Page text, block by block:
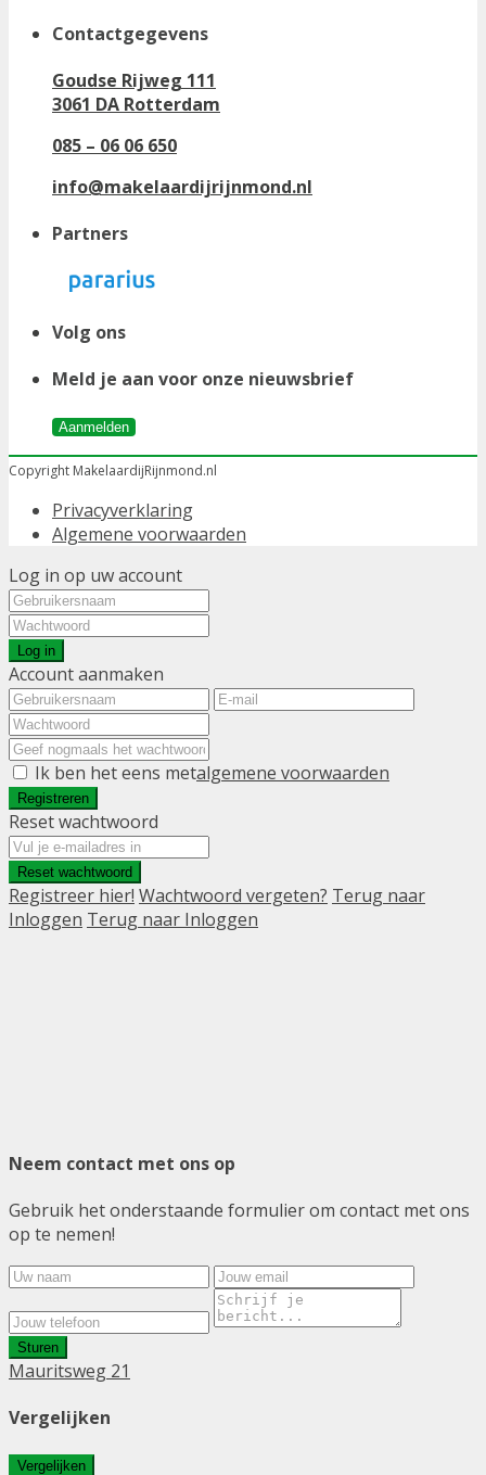
Contactgegevens
Goudse Rijweg 111
3061 DA Rotterdam
085 – 06 06 650
info@makelaardijrijnmond.nl
Partners
Volg ons
Meld je aan voor onze nieuwsbrief
Aanmelden
Copyright MakelaardijRijnmond.nl
Privacyverklaring
Algemene voorwaarden
Log in op uw account
Log in
Account aanmaken
Ik ben het eens metalgemene voorwaarden
Registreren
Reset wachtwoord
Reset wachtwoord
Registreer hier! Wachtwoord vergeten? Terug naar
Inloggen Terug naar Inloggen
Neem contact met ons op
Gebruik het onderstaande formulier om contact met ons
op te nemen!
Sturen
Mauritsweg 21
Vergelijken
Vergelijken